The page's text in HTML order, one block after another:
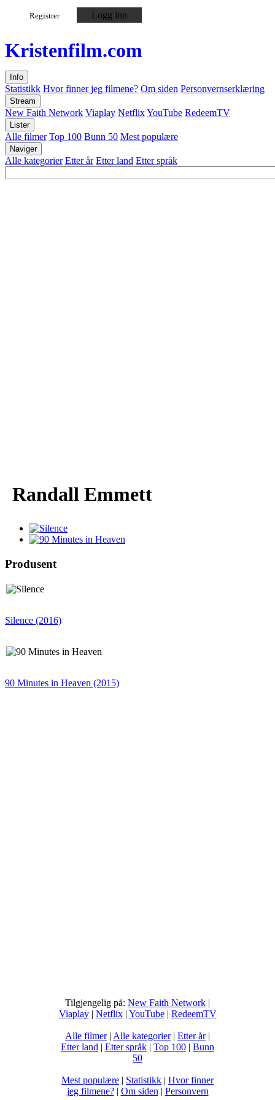
Registrer Logg inn
Kristenfilm.com
Info
Statistikk Hvor finner jeg filmene? Om siden Personvernserklæring
Stream
New Faith Network Viaplay NetflixYouTube RedeemTV
Lister
Alle filmer Top 100 Bunn 50 Mest populære
Naviger
Alle kategorier Etter år Etter land Etter språk
Randall Emmett
Produsent
Silence (2016)
90 Minutes in Heaven (2015)
Tilgjengelig på: New Faith Network |
Viaplay| Netflix| YouTube| RedeemTV
Alle filmer| Alle kategorier| Etter år|
Etter land | Etter språk | Top 100 | Bunn
50
Mest populære | Statistikk | Hvor finner
jeg filmene?| Om siden | Personvern